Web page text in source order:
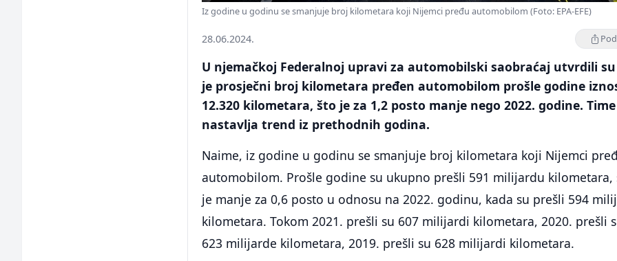
Iz godine u godinu se smanjuje broj kilometara koji Nijemci pređu automobilom (Foto: EPA-EFE)
28.06.2024.
U njemačkoj Federalnoj upravi za automobilski saobraćaj utvrdili
je prosječni broj kilometara pređen automobilom prošle godine
12.320 kilometara, što je za 1,2 posto manje nego 2022. godine.
nastavlja trend iz prethodnih godina.
Naime, iz godine u godinu se smanjuje broj kilometara koji Nijemci
automobilom. Prošle godine su ukupno prešli 591 milijardu kilometara,
je manje za 0,6 posto u odnosu na 2022. godinu, kada su prešli 594
kilometara. Tokom 2021. prešli su 607 milijardi kilometara, 2020. prešli
623 milijarde kilometara, 2019. prešli su 628 milijardi kilometara.